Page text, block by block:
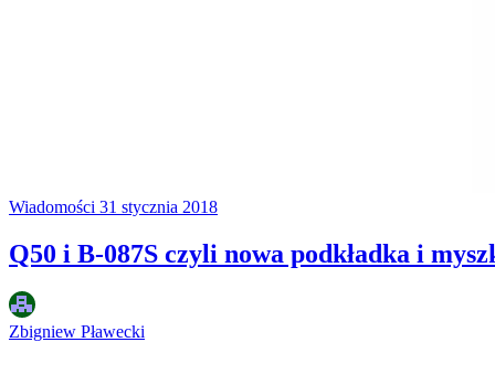
Wiadomości 31 stycznia 2018
Q50 i B-087S czyli nowa podkładka i
Zbigniew Pławecki